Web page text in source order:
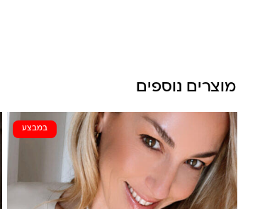
מוצרים נוספים
במבצע